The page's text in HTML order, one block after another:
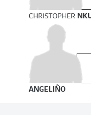
CHRISTOPHER
ANGELIÑO